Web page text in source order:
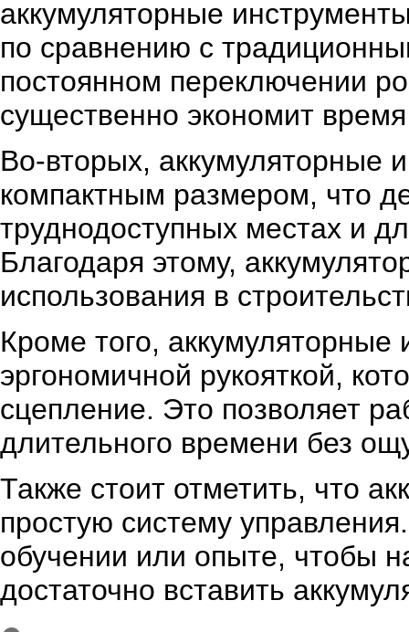
аккумуляторные
по сравнению с
постоянном переключении
существенно экономит
Во-вторых, аккумуляторные
компактным размером, что
труднодоступных местах и
Благодаря этому,
использования в
Кроме того,
эргономичной рукояткой,
сцепление. Это позволяет
длительного времени без
Также стоит отметить, что
простую систему
обучении или опыте, чтобы
достаточно вставить